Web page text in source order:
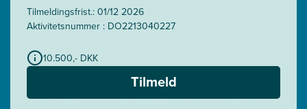
Tilmeldingsfrist.: 01/12 2026
Aktivitetsnummer : DO2213040227
10.500,- DKK
Tilmeld